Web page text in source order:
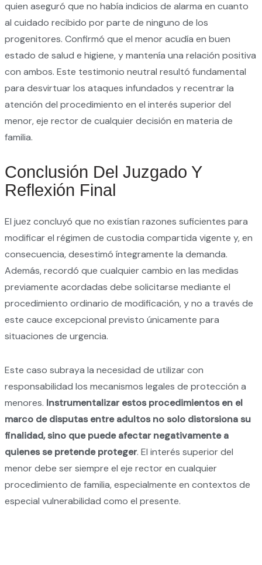
quien aseguró que no había indicios de alarma en cuanto
al cuidado recibido por parte de ninguno de los
progenitores. Confirmó que el menor acudía en buen
estado de salud e higiene, y mantenía una relación positiva
con ambos. Este testimonio neutral resultó fundamental
para desvirtuar los ataques infundados y recentrar la
atención del procedimiento en el interés superior del
menor, eje rector de cualquier decisión en materia de
familia.
Conclusión Del Juzgado Y
Reflexión Final
El juez concluyó que no existían razones suficientes para
modificar el régimen de custodia compartida vigente y, en
consecuencia, desestimó íntegramente la demanda.
Además, recordó que cualquier cambio en las medidas
previamente acordadas debe solicitarse mediante el
procedimiento ordinario de modificación, y no a través de
este cauce excepcional previsto únicamente para
situaciones de urgencia.
Este caso subraya la necesidad de utilizar con
responsabilidad los mecanismos legales de protección a
menores. Instrumentalizar estos procedimientos en el
marco de disputas entre adultos no solo distorsiona su
finalidad, sino que puede afectar negativamente a
quienes se pretende proteger. El interés superior del
menor debe ser siempre el eje rector en cualquier
procedimiento de familia, especialmente en contextos de
especial vulnerabilidad como el presente.